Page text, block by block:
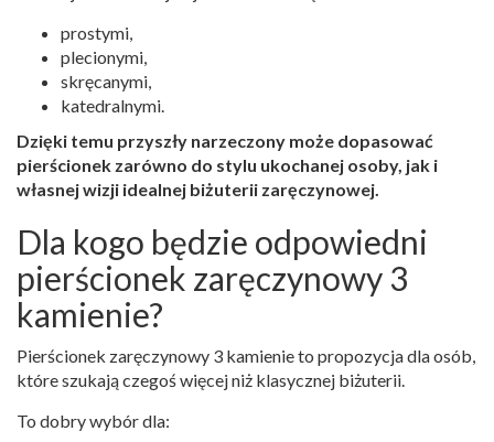
prostymi,
plecionymi,
skręcanymi,
katedralnymi.
Dzięki temu przyszły narzeczony może dopasować
pierścionek zarówno do stylu ukochanej osoby, jak i
własnej wizji idealnej biżuterii zaręczynowej.
Dla kogo będzie odpowiedni
pierścionek zaręczynowy 3
kamienie?
Pierścionek zaręczynowy 3 kamienie to propozycja dla osób,
które szukają czegoś więcej niż klasycznej biżuterii.
To dobry wybór dla: